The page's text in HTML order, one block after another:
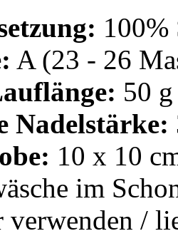
100%
A (23 - 26
50
Nadelstärke:
10 x 10
im
verwenden /